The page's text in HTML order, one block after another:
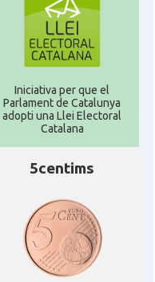
Iniciativa per que el
Parlament de Catalunya
adopti una Llei Electoral
Catalana
5centims